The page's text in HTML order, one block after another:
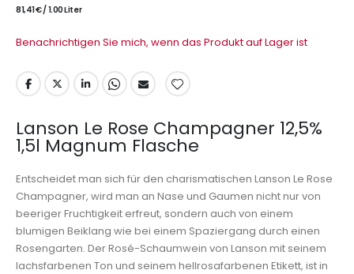
81,41 €/1.00 Liter
Benachrichtigen Sie mich, wenn das Produkt auf Lager ist
Lanson Le Rose Champagner 12,5%
1,5l Magnum Flasche
Entscheidet man sich für den charismatischen Lanson Le Rose
Champagner, wird man an Nase und Gaumen nicht nur von
beeriger Fruchtigkeit erfreut, sondern auch von einem
blumigen Beiklang wie bei einem Spaziergang durch einen
Rosengarten. Der Rosé-Schaumwein von Lanson mit seinem
lachsfarbenen Ton und seinem hellrosafarbenen Etikett, ist in